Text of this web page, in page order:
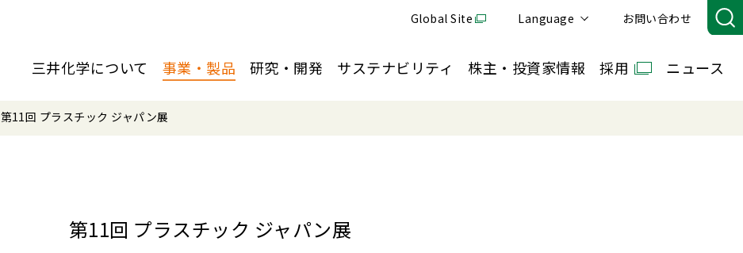
Global Site Language お問い合わせ
三井化学について 事業・製品 研究・開発 サステナビリティ 株主・投資家情報 採用 ニュース
第11回 プラスチック ジャパン展
第11回 プラスチック ジャパン展